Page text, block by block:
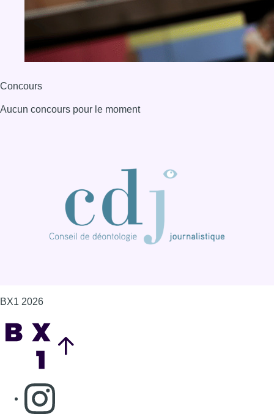
Concours
Aucun concours pour le moment
BX1 2026
Consulter page Instagram